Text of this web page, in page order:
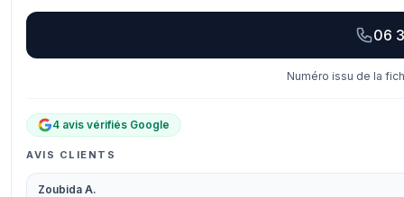
06
Numéro issu de la
4 avis vérifiés Google
AVIS CLIENTS
Zoubida A.